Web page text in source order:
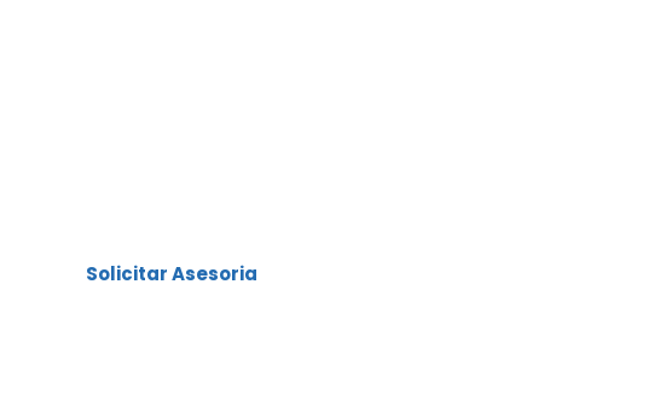
Solicitar Asesoria